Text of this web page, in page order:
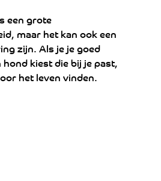
een grote
maar het kan ook een
zijn. Als je je goed
kiest die bij je past,
het leven vinden.